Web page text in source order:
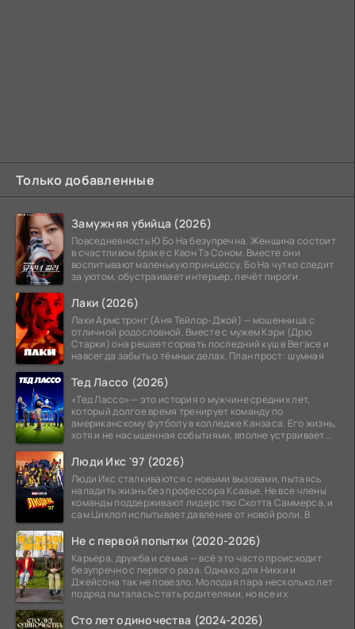
Только добавленные
Замужняя убийца (2026)
Повседневность Ю Бо На безупречна. Женщина состоит
в счастливом браке с Квон Тэ Соном. Вместе они
воспитывают маленькую принцессу. Бо На чутко следит
за уютом, обустраивает интерьер, печёт пироги.
Лаки (2026)
Лаки Армстронг (Аня Тейлор-Джой) — мошенница с
отличной родословной. Вместе с мужем Кэри (Дрю
Старки) она решает сорвать последний куш в Вегасе и
навсегда забыть о тёмных делах. План прост: шумная
Тед Лассо (2026)
«Тед Лассо» — это история о мужчине средних лет,
который долгое время тренирует команду по
американскому футболу в колледже Канзаса. Его жизнь,
хотя и не насыщенная событиями, вполне устраивает
Люди Икс '97 (2026)
Люди Икс сталкиваются с новыми вызовами, пытаясь
наладить жизнь без профессора Ксавье. Не все члены
команды поддерживают лидерство Скотта Саммерса, и
сам Циклоп испытывает давление от новой роли. В
Не с первой попытки (2020-2026)
Карьера, дружба и семья — всё это часто происходит
безупречно с первого раза. Однако для Никки и
Джейсона так не повезло. Молодая пара несколько лет
подряд пыталась стать родителями, но все их
Сто лет одиночества (2024-2026)